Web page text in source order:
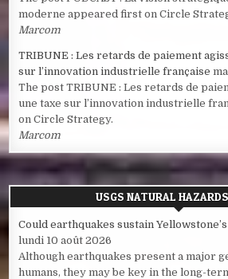
moderne appeared first on Circle
Marcom
TRIBUNE : Les retards de paiement
sur l’innovation industrielle française
The post TRIBUNE : Les retards de
une taxe sur l’innovation industrielle
on Circle Strategy.
Marcom
USGS NATURAL
Could earthquakes sustain
lundi 10 août 2026
Although earthquakes present a major
humans, they may be key in the long-